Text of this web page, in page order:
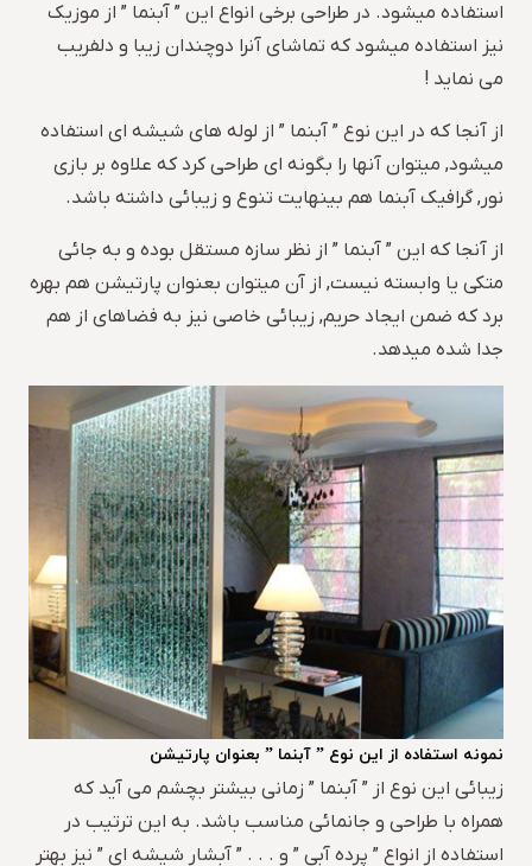
استفاده میشود. در طراحی برخی انواع این ” آبنما ” از موزیک
نیز استفاده میشود که تماشای آنرا دوچندان زیبا و دلفریب
می نماید !
از آنجا که در این نوع ” آبنما ” از لوله های شیشه ای استفاده
میشود, میتوان آنها را بگونه ای طراحی کرد که علاوه بر بازی
نور, گرافیک آبنما هم بینهایت تنوع و زیبائی داشته باشد.
از آنجا که این ” آبنما ” از نظر سازه مستقل بوده و به جائی
متکی یا وابسته نیست, از آن میتوان بعنوان پارتیشن هم بهره
برد که ضمن ایجاد حریم, زیبائی خاصی نیز به فضاهای از هم
جدا شده میدهد.
نمونه استفاده از این نوع ” آبنما ” بعنوان پارتیشن
زیبائی این نوع از ” آبنما ” زمانی بیشتر بچشم می آید که
همراه با طراحی و جانمائی مناسب باشد. به این ترتیب در
استفاده از انواع ” پرده آبی ” و . . . ” آبشار شیشه ای ” نیز بهتر